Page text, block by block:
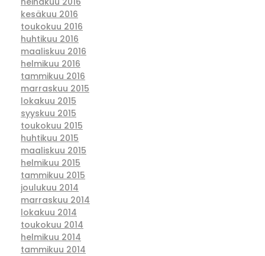
kesäkuu 2016
toukokuu 2016
huhtikuu 2016
maaliskuu 2016
helmikuu 2016
tammikuu 2016
marraskuu 2015
lokakuu 2015
syyskuu 2015
toukokuu 2015
huhtikuu 2015
maaliskuu 2015
helmikuu 2015
tammikuu 2015
joulukuu 2014
marraskuu 2014
lokakuu 2014
toukokuu 2014
helmikuu 2014
tammikuu 2014